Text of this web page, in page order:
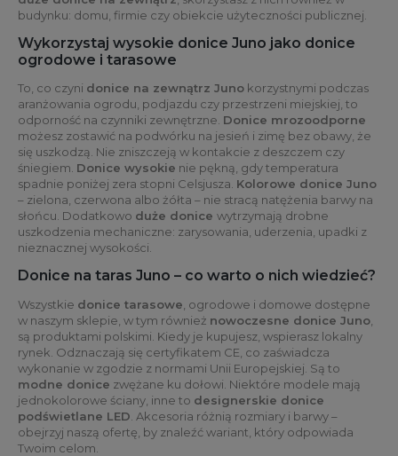
budynku: domu, firmie czy obiekcie użyteczności publicznej.
Wykorzystaj wysokie donice Juno jako donice
ogrodowe i tarasowe
To, co czyni donice na zewnątrz Juno korzystnymi podczas
aranżowania ogrodu, podjazdu czy przestrzeni miejskiej, to
odporność na czynniki zewnętrzne. Donice mrozoodporne
możesz zostawić na podwórku na jesień i zimę bez obawy, że
się uszkodzą. Nie zniszczeją w kontakcie z deszczem czy
śniegiem. Donice wysokie nie pękną, gdy temperatura
spadnie poniżej zera stopni Celsjusza. Kolorowe donice Juno
– zielona, czerwona albo żółta – nie stracą natężenia barwy na
słońcu. Dodatkowo duże donice wytrzymają drobne
uszkodzenia mechaniczne: zarysowania, uderzenia, upadki z
nieznacznej wysokości.
Donice na taras Juno – co warto o nich wiedzieć?
Wszystkie donice tarasowe , ogrodowe i domowe dostępne
w naszym sklepie, w tym również nowoczesne donice Juno
są produktami polskimi. Kiedy je kupujesz, wspierasz lokalny
rynek. Odznaczają się certyfikatem CE, co zaświadcza
wykonanie w zgodzie z normami Unii Europejskiej. Są to
modne donice zwężane ku dołowi. Niektóre modele mają
jednokolorowe ściany, inne to designerskie donice
podświetlane LED . Akcesoria różnią rozmiary i barwy –
obejrzyj naszą ofertę, by znaleźć wariant, który odpowiada
Twoim celom.